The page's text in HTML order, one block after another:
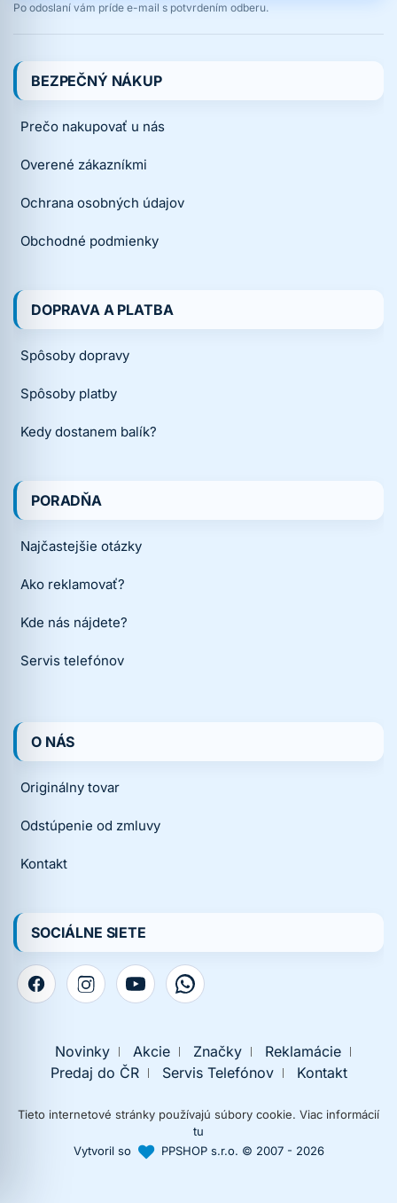
Po odoslaní vám príde e-mail s potvrdením odberu.
BEZPEČNÝ NÁKUP
Prečo nakupovať u nás
Overené zákazníkmi
Ochrana osobných údajov
Obchodné podmienky
DOPRAVA A PLATBA
Spôsoby dopravy
Spôsoby platby
Kedy dostanem balík?
PORADŇA
Najčastejšie otázky
Ako reklamovať?
Kde nás nájdete?
Servis telefónov
O NÁS
Originálny tovar
Odstúpenie od zmluvy
Kontakt
SOCIÁLNE SIETE
Novinky Akcie Značky
Reklamácie
Predaj do ČR
Servis Telefónov Kontakt
Tieto internetové stránky používajú súbory cookie. Viac informácií
tu
Vytvoril so
PPSHOP s.r.o. © 2007 - 2026